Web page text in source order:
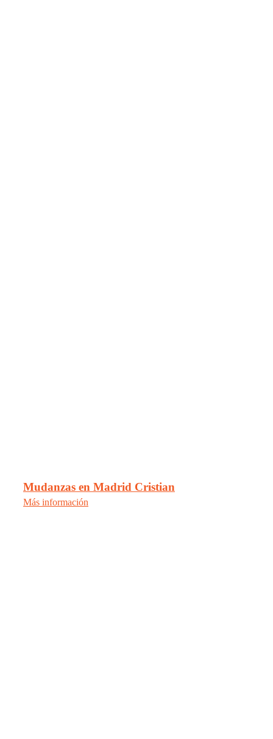
Mudanzas en Madrid Cristian
Más información